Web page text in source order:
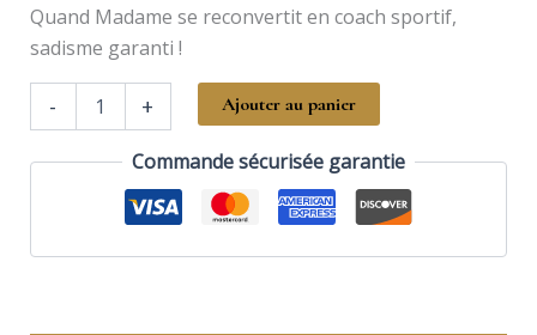
Quand Madame se reconvertit en coach sportif,
sadisme garanti !
-
maintenant
+ Ajouter au panier
Commande sécurisée garantie